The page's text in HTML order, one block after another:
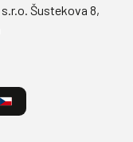
s.r.o. Šustekova 8,